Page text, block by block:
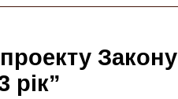
проекту
рік”